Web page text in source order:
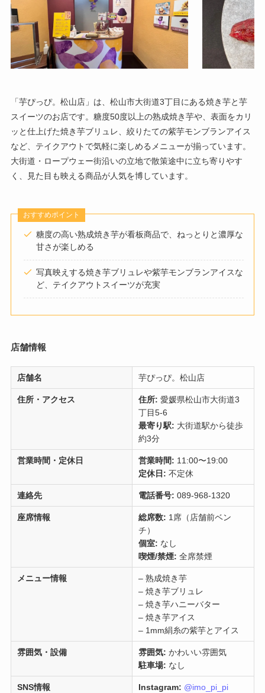
「芋ぴっぴ。松山店」は、松山市大街道3丁目にある焼き芋と芋
スイーツのお店です。糖度50度以上の熟成焼き芋や、表面をカリ
ッと仕上げた焼き芋ブリュレ、絞りたての紫芋モンブランアイス
など、テイクアウトで気軽に楽しめるメニューが揃っています。
大街道・ロープウェー街沿いの立地で散策途中に立ち寄りやす
く、見た目も映える商品が人気を博しています。
おすすめポイント
糖度の高い熟成焼き芋が看板商品で、ねっとりと濃厚な
甘さが楽しめる
写真映えする焼き芋ブリュレや紫芋モンブランアイスな
ど、テイクアウトスイーツが充実
店舗情報
店舗名 芋ぴっぴ。松山店
住所・アクセス 住所: 愛媛県松山市大街道3
丁目5-6
最寄り駅: 大街道駅から徒歩
約3分
営業時間・定休日 営業時間: 11:00〜19:00
定休日: 不定休
連絡先 電話番号: 089-968-1320
座席情報 総席数: 1席（店舗前ベン
チ）
個室: なし
喫煙/禁煙: 全席禁煙
メニュー情報
– 熟成焼き芋
– 焼き芋ブリュレ
– 焼き芋ハニーバター
– 焼き芋アイス
– 1mm絹糸の紫芋とアイス
雰囲気・設備 雰囲気: かわいい雰囲気
駐車場: なし
SNS情報 Instagram: @imo_pi_pi